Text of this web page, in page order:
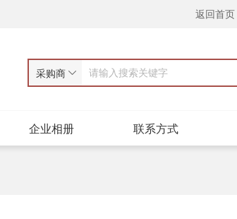
返回首页
采购商
企业相册 联系方式